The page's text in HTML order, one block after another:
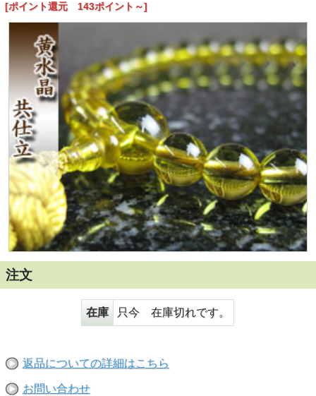
■天玉：５ｍｍ・黄水晶
■房：正絹頭房
■化粧箱：桐箱
■備考：
安心の無料修理保証付です。
こちらの商品は送料無料お届けいたします。
[ポイント還元 143ポイント～]
注文
在庫 只今 在庫切れです。
返品についての詳細はこちら
お問い合わせ